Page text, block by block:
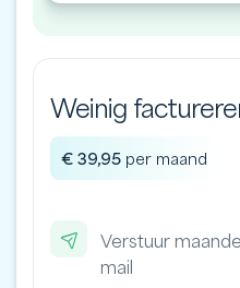
Weinig
€ 39,95 per maand
Verstuur
mail